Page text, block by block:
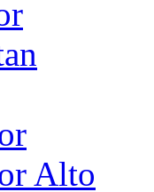
Alto